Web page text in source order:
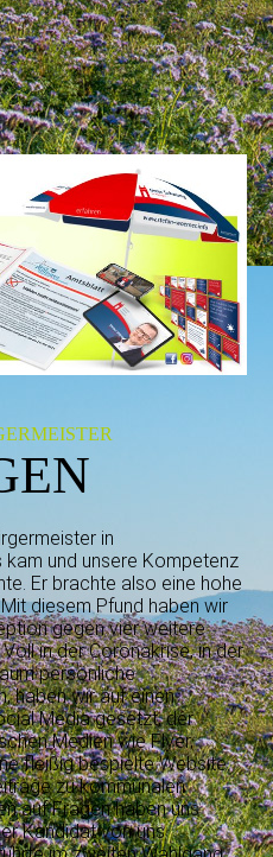
in
kam und unsere Kompetenz
Er brachte also eine hohe
diesem Pfund haben wir
gegen vier weitere
in der Coronakrise, in der
persönliche
haben wir auf einen
Media gesetzt, der
Medien wie Flyer,
fleißig bespielte Website.
zu kommunalen
auf Fragen haben uns
Kandidat von uns